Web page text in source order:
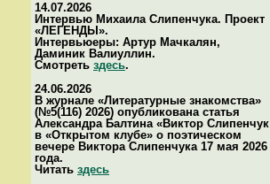
14.07.2026
Интервью Михаила Слипенчука. Проект
«ЛЕГЕНДЫ».
Интервьюеры: Артур Мачкалян,
Даминик Валиуллин.
Смотреть здесь.
24.06.2026
В журнале «Литературные знакомства»
(№5(116) 2026) опубликована статья
Александра Балтина «Виктор Слипенчук
в «Открытом клубе» о поэтическом
вечере Виктора Слипенчука 17 мая 2026
года.
Читать здесь